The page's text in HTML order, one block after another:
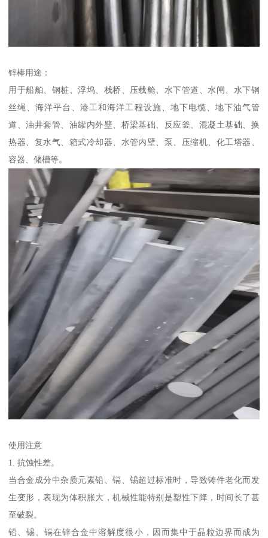
锌棒用途：
用于船舶、钢桩、浮坞、栈桥、压载舱、水下管道、水闸、水下钢
丝绳、海洋平台、港工和海洋工程设施、地下电缆、地下油气管
道、油井套管、油罐内外壁、桥梁基础、反应釜、混凝土基础、换
热器、复水气、箱式冷却器、水管内壁、泵、压缩机、化工塔器、
容器、储槽等。
使用注意
1. 抗蚀性差。
当合金成分中杂质元素铅、镉、锡超过标准时，导致铸件老化而发
生变形，表现为体积胀大，机械性能特别是塑性下降，时间长了甚
至破裂。
铅、锡、镉在锌合金中溶解度很小，因而集中于晶粒边界而成为